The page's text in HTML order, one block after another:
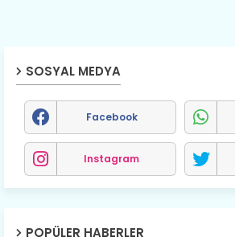
SOSYAL MEDYA
Facebook
Instagram
POPÜLER HABERLER